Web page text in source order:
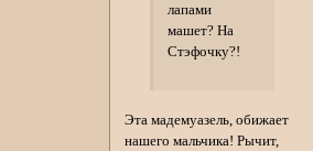
лапами
машет? На
Стэфочку?!
Эта мадемуазель, обижает
нашего мальчика! Рычит,